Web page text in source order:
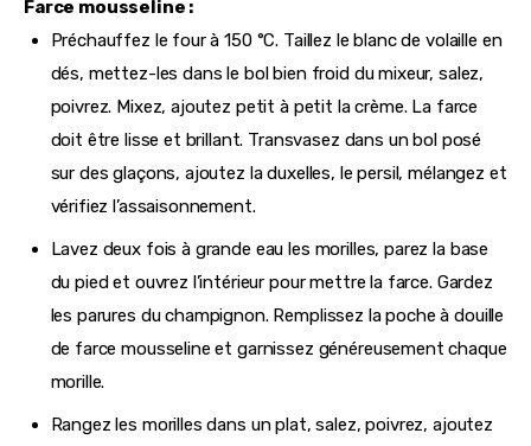
Farce mousseline :
Préchauffez le four à 150 °C. Taillez le blanc de volaille en
dés, mettez-les dans le bol bien froid du mixeur, salez,
poivrez. Mixez, ajoutez petit à petit la crème. La farce
doit être lisse et brillant. Transvasez dans un bol posé
sur des glaçons, ajoutez la duxelles, le persil, mélangez et
vérifiez l’assaisonnement.
Lavez deux fois à grande eau les morilles, parez la base
du pied et ouvrez l’intérieur pour mettre la farce. Gardez
les parures du champignon. Remplissez la poche à douille
de farce mousseline et garnissez généreusement chaque
morille.
Rangez les morilles dans un plat, salez, poivrez, ajoutez